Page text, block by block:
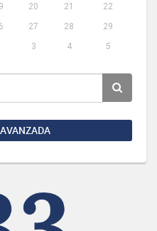
20 21
22
27 28
29
3 4 5